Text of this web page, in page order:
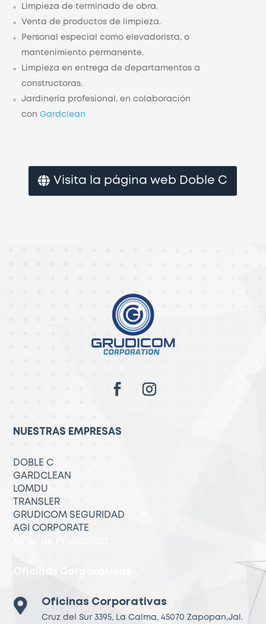
Limpieza de terminado de obra.
Venta de productos de limpieza.
Personal especial como elevadorista, o
mantenimiento permanente.
Limpieza en entrega de departamentos a
constructoras.
Jardinería profesional, en colaboración
con Gardclean
Visita la página web Doble C
NUESTRAS EMPRESAS
DOBLE C
GARDCLEAN
LOMDU
TRANSLER
GRUDICOM SEGURIDAD
AGI CORPORATE
 Oficinas Corporativas
Cruz del Sur 3395, La Calma, 45070 Zapopan,Jal.